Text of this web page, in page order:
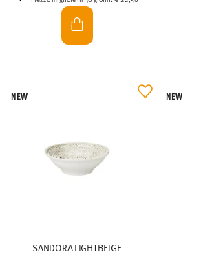
SANDORA LIGHTBEIGE
NEW NEW